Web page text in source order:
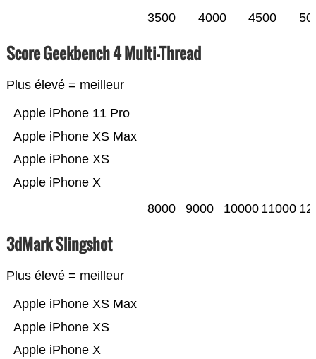
3500 4000 4500
Score Geekbench 4 Multi-Thread
Plus élevé = meilleur
Apple iPhone X
Apple iPhone XS
Apple iPhone XS Max
Apple iPhone 11 Pro
8000 9000 10000 11000
3dMark Slingshot
Plus élevé = meilleur
Apple iPhone X
Apple iPhone XS
Apple iPhone XS Max